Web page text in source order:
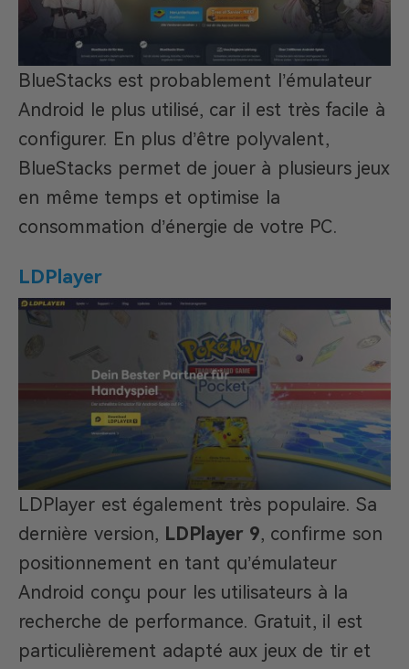
BlueStacks est probablement l’émulateur
Android le plus utilisé, car il est très facile à
configurer. En plus d’être polyvalent,
BlueStacks permet de jouer à plusieurs jeux
en même temps et optimise la
consommation d’énergie de votre PC.
LDPlayer
LDPlayer est également très populaire. Sa
dernière version, LDPlayer 9, confirme son
positionnement en tant qu’émulateur
Android conçu pour les utilisateurs à la
recherche de performance. Gratuit, il est
particulièrement adapté aux jeux de tir et